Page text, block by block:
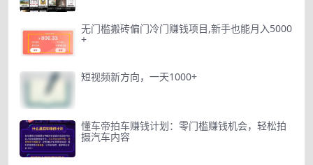
无门槛搬砖偏门冷门赚钱项目,新手也能月入5000
+
短视频新方向，一天1000+
懂车帝拍车赚钱计划：零门槛赚钱机会，轻松拍
摄汽车内容